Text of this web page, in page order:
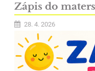
Zápis do
28. 4. 2026